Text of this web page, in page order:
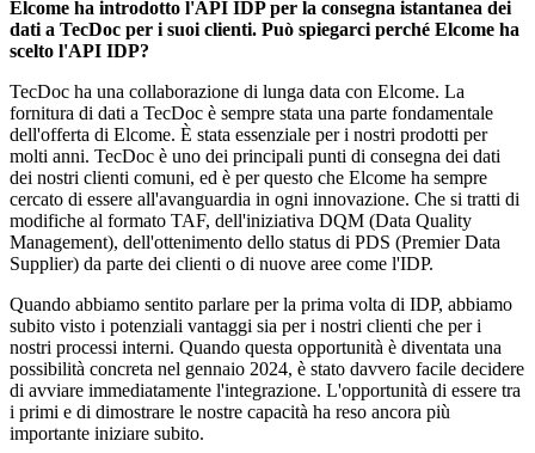
Elcome ha introdotto l'API IDP per la consegna istantanea dei
dati a TecDoc per i suoi clienti. Può spiegarci perché Elcome ha
scelto l'API IDP?
TecDoc ha una collaborazione di lunga data con Elcome. La
fornitura di dati a TecDoc è sempre stata una parte fondamentale
dell'offerta di Elcome. È stata essenziale per i nostri prodotti per
molti anni. TecDoc è uno dei principali punti di consegna dei dati
dei nostri clienti comuni, ed è per questo che Elcome ha sempre
cercato di essere all'avanguardia in ogni innovazione. Che si tratti di
modifiche al formato TAF, dell'iniziativa DQM (Data Quality
Management), dell'ottenimento dello status di PDS (Premier Data
Supplier) da parte dei clienti o di nuove aree come l'IDP.
Quando abbiamo sentito parlare per la prima volta di IDP, abbiamo
subito visto i potenziali vantaggi sia per i nostri clienti che per i
nostri processi interni. Quando questa opportunità è diventata una
possibilità concreta nel gennaio 2024, è stato davvero facile decidere
di avviare immediatamente l'integrazione. L'opportunità di essere tra
i primi e di dimostrare le nostre capacità ha reso ancora più
importante iniziare subito.